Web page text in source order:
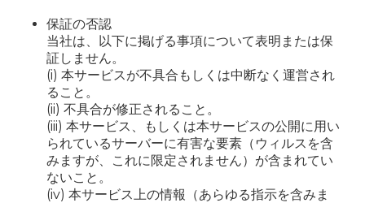
保証の否認
当社は、以下に掲げる事項について表明または保
証しません。
(i) 本サービスが不具合もしくは中断なく運営され
ること。
(ii) 不具合が修正されること。
(iii) 本サービス、もしくは本サービスの公開に用い
られているサーバーに有害な要素（ウィルスを含
みますが、これに限定されません）が含まれてい
ないこと。
(iv) 本サービス上の情報（あらゆる指示を含みま